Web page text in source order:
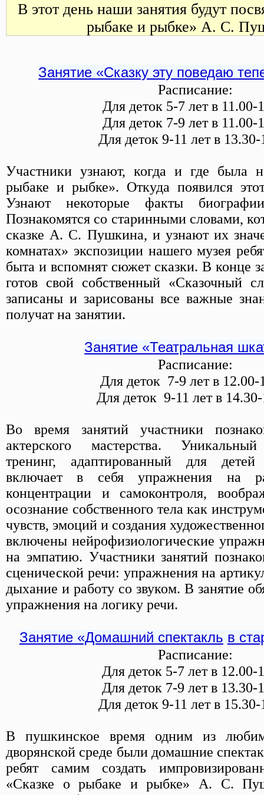
В этот день наши занятия будут
рыбаке и рыбке» А. С.
Занятие «Сказку эту поведаю
Расписание:
Для деток 5-7 лет в 11.00-
Для деток 7-9 лет в 11.00-
Для деток 9-11 лет в
Участники узнают, когда и где была
рыбаке и рыбке». Откуда появился
Узнают некоторые факты
Познакомятся со старинными словами,
сказке А. С. Пушкина, и узнают их
комнатах» экспозиции нашего музея
быта и вспомнят сюжет сказки. В конце
готов свой собственный «Сказочный
записаны и зарисованы все важные
получат на занятии.
Занятие «Театральная
Расписание:
Для деток 7-9 лет в 12.00-
Для деток 9-11 лет в
Во время занятий участники
актерского мастерства.
тренинг, адаптированный для детей
включает в себя упражнения на
концентрации и самоконтроля,
осознание собственного тела как
чувств, эмоций и создания
включены нейрофизиологические
на эмпатию. Участники занятий
сценической речи: упражнения на
дыхание и работу со звуком. В занятие
упражнения на логику речи.
Занятие «Домашний спектакль в
Расписание:
Для деток 5-7 лет в 12.00-
Для деток 7-9 лет в 13.30-
Для деток 9-11 лет в
В пушкинское время одним из
дворянской среде были домашние
ребят самим создать
«Сказке о рыбаке и рыбке» А. С.